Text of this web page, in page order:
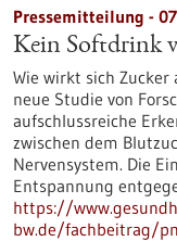
Pressemitteilung -
Kein Softdrink
Wie wirkt sich
neue Studie von
aufschlussreiche
zwischen dem
Nervensystem. Die
Entspannung
https://
bw.de/fachbeitrag/